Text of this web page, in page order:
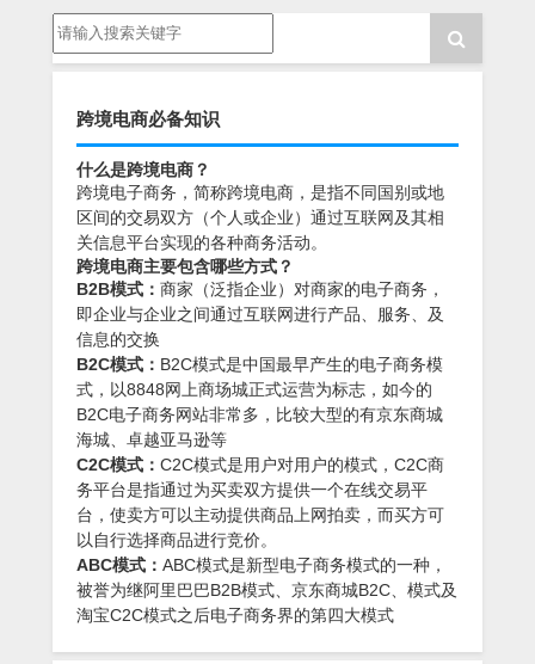
跨境电商必备知识
什么是跨境电商？
跨境电子商务，简称跨境电商，是指不同国别或地
区间的交易双方（个人或企业）通过互联网及其相
关信息平台实现的各种商务活动。
跨境电商主要包含哪些方式？
B2B模式： 商家（泛指企业）对商家的电子商务，
即企业与企业之间通过互联网进行产品、服务、及
信息的交换
B2C模式： B2C模式是中国最早产生的电子商务模
式，以8848网上商场城正式运营为标志，如今的
B2C电子商务网站非常多，比较大型的有京东商城
海城、卓越亚马逊等
C2C模式： C2C模式是用户对用户的模式，C2C商
务平台是指通过为买卖双方提供一个在线交易平
台，使卖方可以主动提供商品上网拍卖，而买方可
以自行选择商品进行竞价。
ABC模式： ABC模式是新型电子商务模式的一种，
被誉为继阿里巴巴B2B模式、京东商城B2C、模式及
淘宝C2C模式之后电子商务界的第四大模式